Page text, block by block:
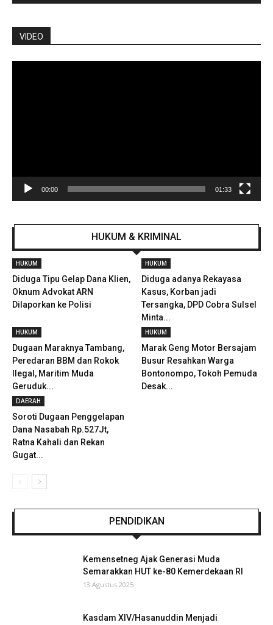
VIDEO
00:00 01:33
HUKUM & KRIMINAL
HUKUM
Diduga Tipu Gelap Dana Klien,
Oknum Advokat ARN
Dilaporkan ke Polisi
HUKUM
Diduga adanya Rekayasa
Kasus, Korban jadi
Tersangka, DPD Cobra Sulsel
Minta...
HUKUM
Dugaan Maraknya Tambang,
Peredaran BBM dan Rokok
Ilegal, Maritim Muda
Geruduk...
HUKUM
Marak Geng Motor Bersajam
Busur Resahkan Warga
Bontonompo, Tokoh Pemuda
Desak...
DAERAH
Soroti Dugaan Penggelapan
Dana Nasabah Rp.527Jt,
Ratna Kahali dan Rekan
Gugat...
PENDIDIKAN
Kemensetneg Ajak Generasi Muda
Semarakkan HUT ke-80 Kemerdekaan RI
13 Agustus 2025
Kasdam XIV/Hasanuddin Menjadi